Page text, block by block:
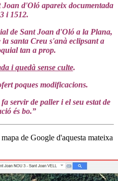
Joan d'Oló apareix documentada
i 1512.
de Sant Joan d'Oló a la Plana,
la santa Creu s'anà eclipsant a
tan a prop.
i quedà sense culte.
poques modificacions.
servir de paller i el seu estat de
és bo.”
de Google d'aquesta mateixa